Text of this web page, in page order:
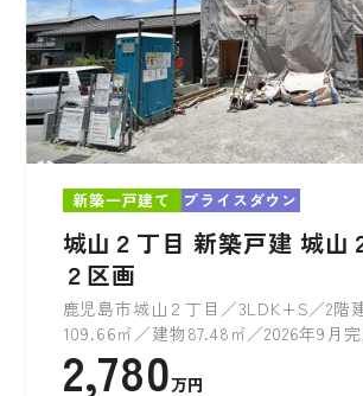
新築一戸建て プライスダウン
城山２丁目 新築戸建 城山
２区画
鹿児島市城山２丁目／3LDK+S／2階
109.66㎡／建物87.48㎡／2026年9月
2,780万円